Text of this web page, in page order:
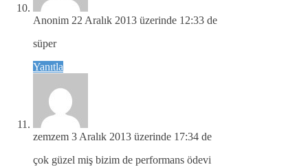
Anonim 22 Aralık 2013 üzerinde 12:33 de
süper
Yanıtla
zemzem 3 Aralık 2013 üzerinde 17:34 de
çok güzel miş bizim de performans ödevi